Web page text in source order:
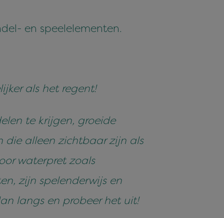
en speelelementen.
als het regent!
te krijgen, groeide
die alleen zichtbaar zijn als
waterpret zoals
zijn spelenderwijs en
langs en probeer het uit!